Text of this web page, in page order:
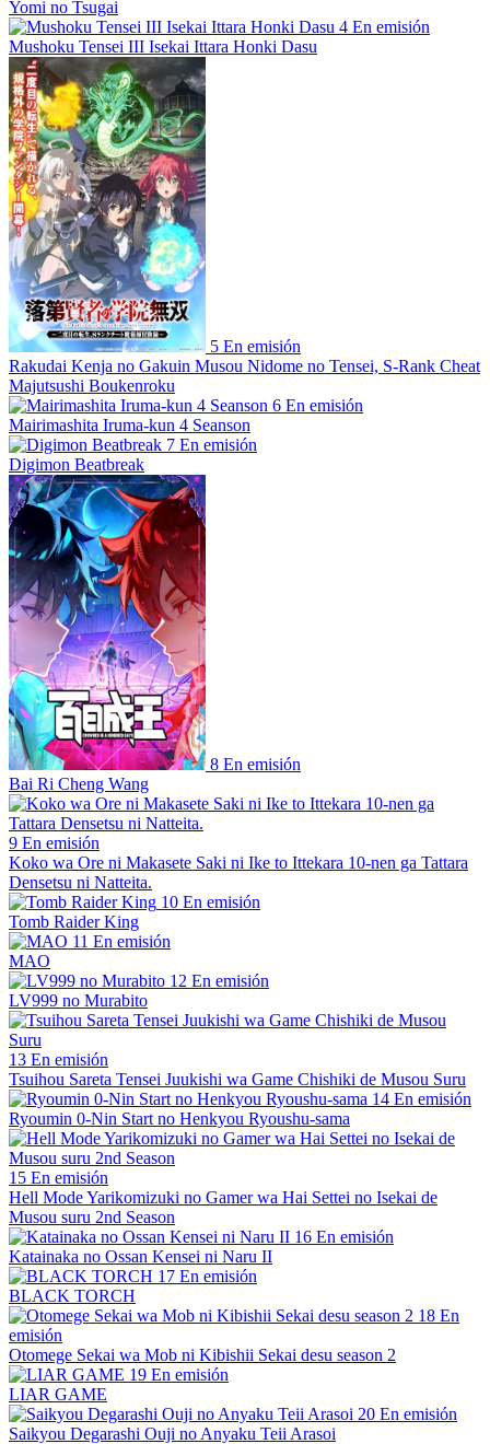
Yomi no Tsugai
4 En emisión
Mushoku Tensei III Isekai Ittara Honki Dasu
5 En emisión
Rakudai Kenja no Gakuin Musou Nidome no Tensei, S-Rank Cheat
Majutsushi Boukenroku
6 En emisión
Mairimashita Iruma-kun 4 Seanson
7 En emisión
Digimon Beatbreak
8 En emisión
Bai Ri Cheng Wang
9 En emisión
Koko wa Ore ni Makasete Saki ni Ike to Ittekara 10-nen ga Tattara
Densetsu ni Natteita.
10 En emisión
Tomb Raider King
11 En emisión
MAO
12 En emisión
LV999 no Murabito
13 En emisión
Tsuihou Sareta Tensei Juukishi wa Game Chishiki de Musou Suru
14 En emisión
Ryoumin 0-Nin Start no Henkyou Ryoushu-sama
15 En emisión
Hell Mode Yarikomizuki no Gamer wa Hai Settei no Isekai de
Musou suru 2nd Season
16 En emisión
Katainaka no Ossan Kensei ni Naru II
17 En emisión
BLACK TORCH
18 En
emisión
Otomege Sekai wa Mob ni Kibishii Sekai desu season 2
19 En emisión
LIAR GAME
20 En emisión
Saikyou Degarashi Ouji no Anyaku Teii Arasoi